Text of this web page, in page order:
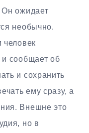
Он ожидает
необычно.
человек
и сообщает об
и сохранить
ему сразу, а
Внешне это
но в